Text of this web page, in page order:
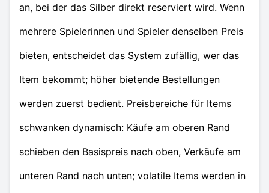
an, bei der das Silber direkt reserviert wird. Wenn
mehrere Spielerinnen und Spieler denselben Preis
bieten, entscheidet das System zufällig, wer das
Item bekommt; höher bietende Bestellungen
werden zuerst bedient. Preisbereiche für Items
schwanken dynamisch: Käufe am oberen Rand
schieben den Basispreis nach oben, Verkäufe am
unteren Rand nach unten; volatile Items werden in